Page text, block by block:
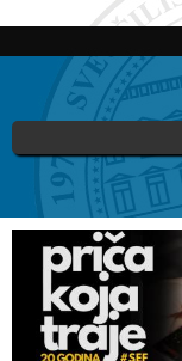
Vi ste ovdje